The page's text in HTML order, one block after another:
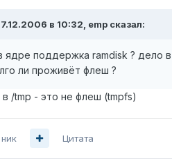
в 10:32, emp сказал:
ядре поддержка ramdisk ? дело
ли проживёт флеш ?
в /tmp - это не флеш (tmpfs)
Цитата